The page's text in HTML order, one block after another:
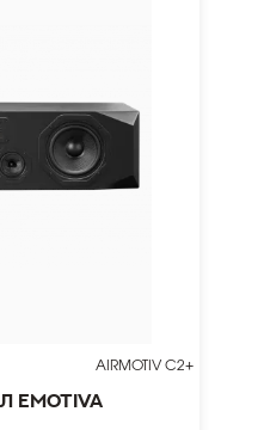
AIRMOTIV C2+
Emotiva